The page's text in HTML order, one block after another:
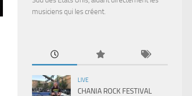
musiciens qui les créent.
LIVE
CHANIA ROCK FESTIVAL